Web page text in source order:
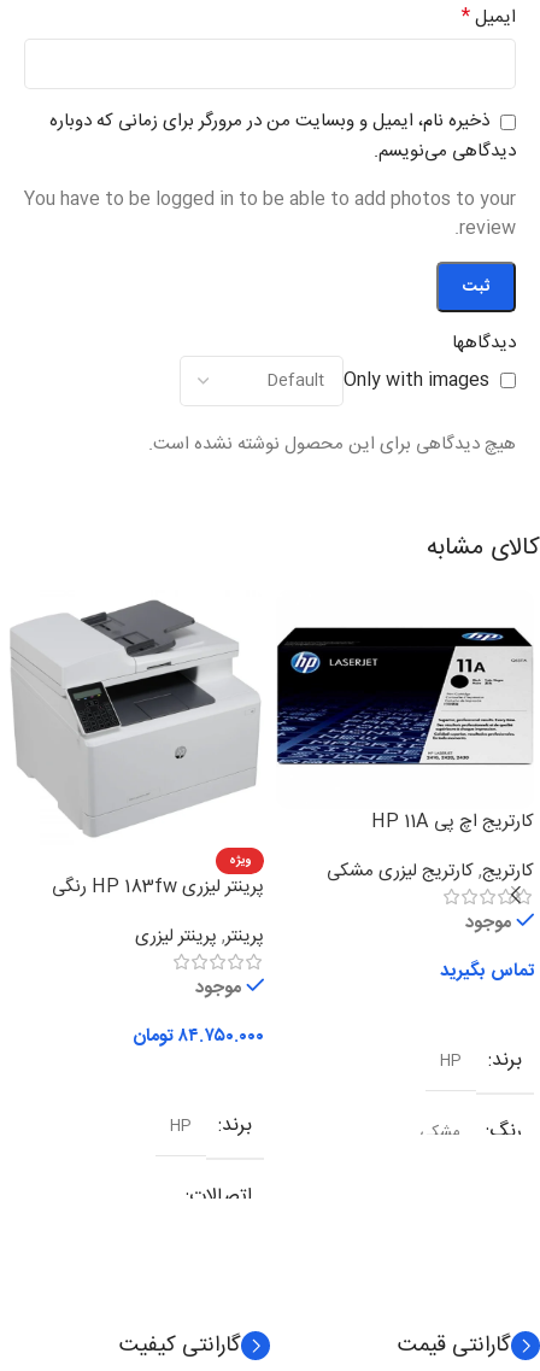
دیدگاهها
Only with images
هیچ دیدگاهی برای این محصول نوشته نشده است.
ایمیل*
ذخیره نام، ایمیل و وبسایت من در مرورگر برای زمانی که دوباره
دیدگاهی می‌نویسم.
You have to be logged in to be able to add photos to your
review.
کالای مشابه
کارتریج اچ پی HP 11A
کارتریج,کارتریج لیزری مشکی
موجود
تماس بگیرید
برند HP
رنگ مشکی
ویژه
پرینتر لیزری HP 183fw رنگی
پرینتر, پرینتر لیزری
موجود
۸۴.۷۵۰.۰۰۰تومان
برند HP
اتصالات
نوع کارکرد
گارانتی قیمت گارانتی کیفیت